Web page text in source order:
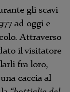
gli scavi
ad oggi e
Attraverso
il visitatore
fra loro,
caccia al